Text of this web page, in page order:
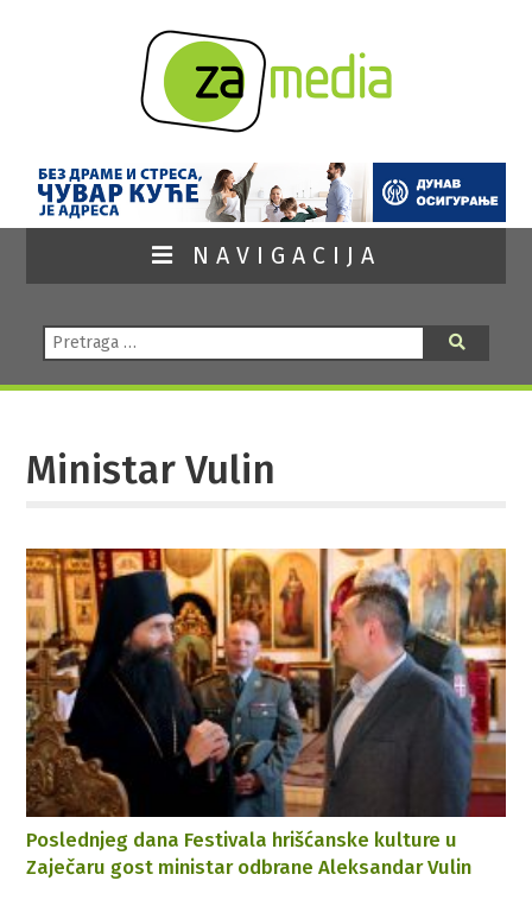
NAVIGACIJA
Pretraga:
Ministar Vulin
Poslednjeg dana Festivala hrišćanske kulture u
Zaječaru gost ministar odbrane Aleksandar Vulin